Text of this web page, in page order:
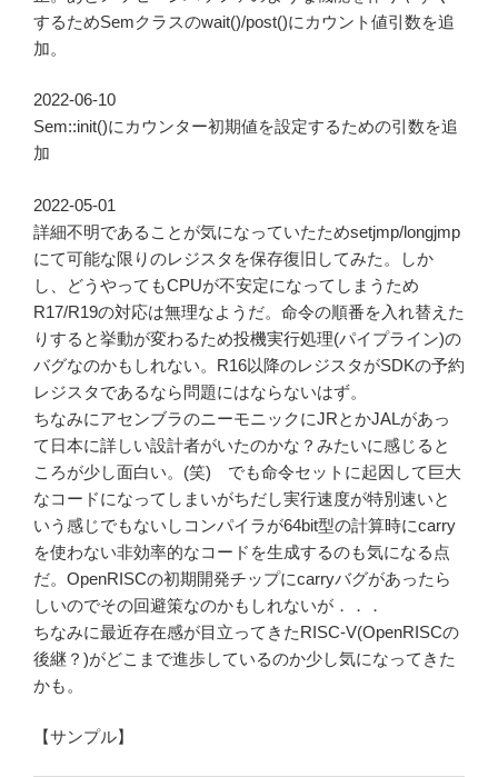
するためSemクラスのwait()/post()にカウント値引数を追
加。
2022-06-10
Sem::init()にカウンター初期値を設定するための引数を追
加
2022-05-01
詳細不明であることが気になっていたためsetjmp/longjmp
にて可能な限りのレジスタを保存復旧してみた。しか
し、どうやってもCPUが不安定になってしまうため
R17/R19の対応は無理なようだ。命令の順番を入れ替えた
りすると挙動が変わるため投機実行処理(パイプライン)の
バグなのかもしれない。R16以降のレジスタがSDKの予約
レジスタであるなら問題にはならないはず。
ちなみにアセンブラのニーモニックにJRとかJALがあっ
て日本に詳しい設計者がいたのかな？みたいに感じると
ころが少し面白い。(笑) でも命令セットに起因して巨大
なコードになってしまいがちだし実行速度が特別速いと
いう感じでもないしコンパイラが64bit型の計算時にcarry
を使わない非効率的なコードを生成するのも気になる点
だ。OpenRISCの初期開発チップにcarryバグがあったら
しいのでその回避策なのかもしれないが．．．
ちなみに最近存在感が目立ってきたRISC-V(OpenRISCの
後継？)がどこまで進歩しているのか少し気になってきた
かも。
【サンプル】